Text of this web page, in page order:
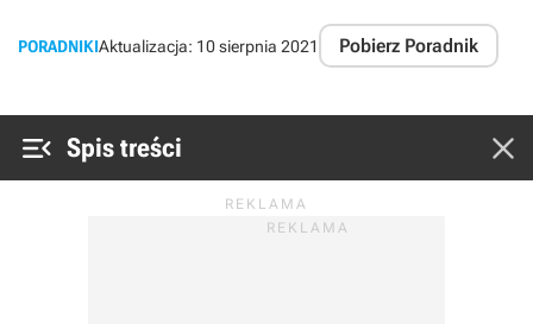
PORADNIKIAktualizacja: 10 sierpnia 2021 Pobierz Poradnik
 Spis treści 